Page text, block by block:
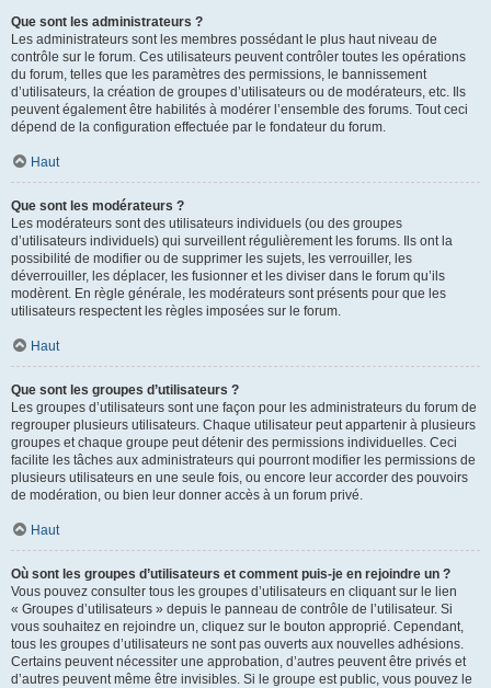
Que sont les administrateurs ?
Les administrateurs sont les membres possédant le plus haut niveau de
contrôle sur le forum. Ces utilisateurs peuvent contrôler toutes les opérations
du forum, telles que les paramètres des permissions, le bannissement
d’utilisateurs, la création de groupes d’utilisateurs ou de modérateurs, etc. Ils
peuvent également être habilités à modérer l’ensemble des forums. Tout ceci
dépend de la configuration effectuée par le fondateur du forum.
Haut
Que sont les modérateurs ?
Les modérateurs sont des utilisateurs individuels (ou des groupes
d’utilisateurs individuels) qui surveillent régulièrement les forums. Ils ont la
possibilité de modifier ou de supprimer les sujets, les verrouiller, les
déverrouiller, les déplacer, les fusionner et les diviser dans le forum qu’ils
modèrent. En règle générale, les modérateurs sont présents pour que les
utilisateurs respectent les règles imposées sur le forum.
Haut
Que sont les groupes d’utilisateurs ?
Les groupes d’utilisateurs sont une façon pour les administrateurs du forum de
regrouper plusieurs utilisateurs. Chaque utilisateur peut appartenir à plusieurs
groupes et chaque groupe peut détenir des permissions individuelles. Ceci
facilite les tâches aux administrateurs qui pourront modifier les permissions de
plusieurs utilisateurs en une seule fois, ou encore leur accorder des pouvoirs
de modération, ou bien leur donner accès à un forum privé.
Haut
Où sont les groupes d’utilisateurs et comment puis-je en rejoindre un ?
Vous pouvez consulter tous les groupes d’utilisateurs en cliquant sur le lien
« Groupes d’utilisateurs » depuis le panneau de contrôle de l’utilisateur. Si
vous souhaitez en rejoindre un, cliquez sur le bouton approprié. Cependant,
tous les groupes d’utilisateurs ne sont pas ouverts aux nouvelles adhésions.
Certains peuvent nécessiter une approbation, d’autres peuvent être privés et
d’autres peuvent même être invisibles. Si le groupe est public, vous pouvez le